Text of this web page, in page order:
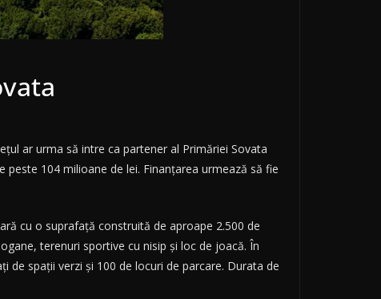
ar urma să intre ca partener al Primăriei Sovata
104 milioane de lei. Finanțarea urmează să fie
cu o suprafață construită de aproape 2.500 de
terenuri sportive cu nisip și loc de joacă. În
spații verzi și 100 de locuri de parcare. Durata de